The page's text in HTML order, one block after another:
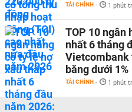
TÀI CHÍNH - 1 phút
TOP 10 ngân
nhất 6 tháng
Vietcombank
băng dưới 1%
TÀI CHÍNH - 1 phút